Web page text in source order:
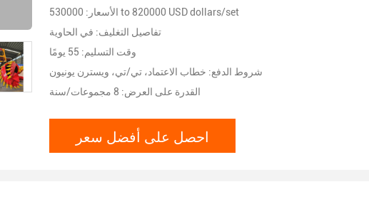
الأسعار: 530000 to 820000 USD dollars/set
تفاصيل التغليف: في الحاوية
وقت التسليم: 55 يومًا
شروط الدفع: خطاب الاعتماد، تي/تي، ويسترن يونيون
القدرة على العرض: 8 مجموعات/سنة
احصل على أفضل سعر